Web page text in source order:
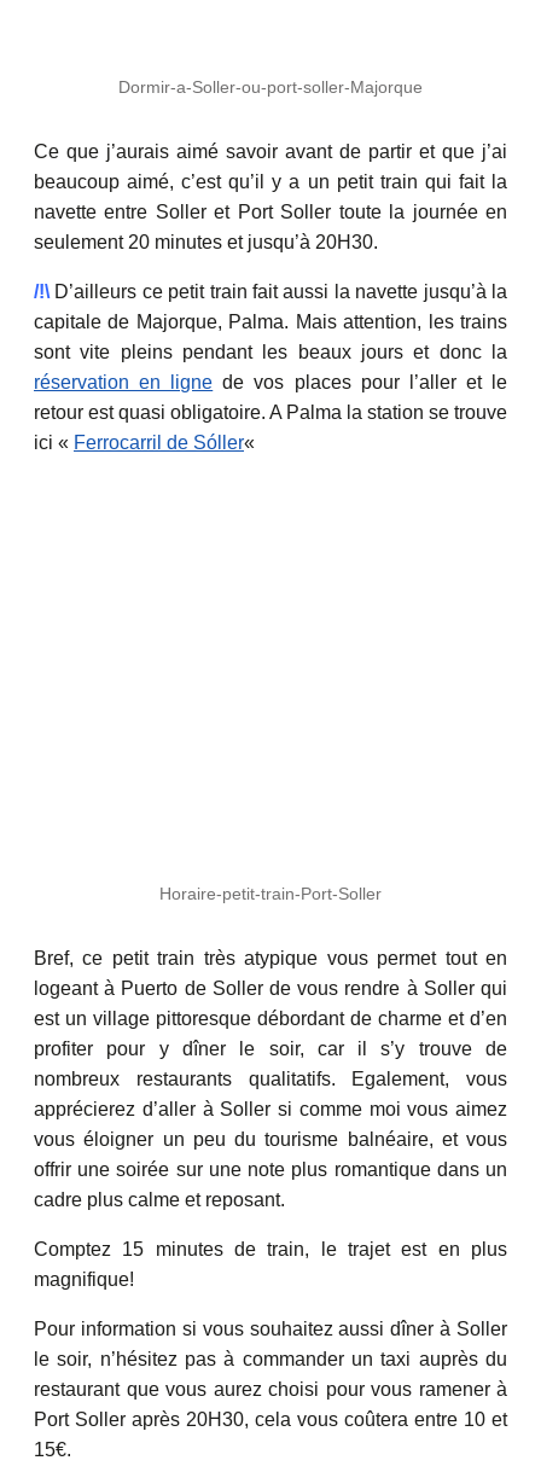
Dormir-a-Soller-ou-port-soller-Majorque
Ce que j’aurais aimé savoir avant de partir et que j’ai
beaucoup aimé, c’est qu’il y a un petit train qui fait la
navette entre Soller et Port Soller toute la journée en
seulement 20 minutes et jusqu’à 20H30.
/!\D’ailleurs ce petit train fait aussi la navette jusqu’à la
capitale de Majorque, Palma. Mais attention, les trains
sont vite pleins pendant les beaux jours et donc la
réservation en ligne de vos places pour l’aller et le
retour est quasi obligatoire. A Palma la station se trouve
ici « Ferrocarril de Sóller«
Horaire-petit-train-Port-Soller
Bref, ce petit train très atypique vous permet tout en
logeant à Puerto de Soller de vous rendre à Soller qui
est un village pittoresque débordant de charme et d’en
profiter pour y dîner le soir, car il s’y trouve de
nombreux restaurants qualitatifs. Egalement, vous
apprécierez d’aller à Soller si comme moi vous aimez
vous éloigner un peu du tourisme balnéaire, et vous
offrir une soirée sur une note plus romantique dans un
cadre plus calme et reposant.
Comptez 15 minutes de train, le trajet est en plus
magnifique!
Pour information si vous souhaitez aussi dîner à Soller
le soir, n’hésitez pas à commander un taxi auprès du
restaurant que vous aurez choisi pour vous ramener à
Port Soller après 20H30, cela vous coûtera entre 10 et
15€.